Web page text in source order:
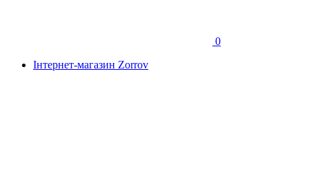
0
Інтернет-магазин Zorrov